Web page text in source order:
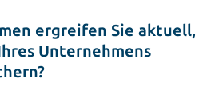
ergreifen Sie aktuell,
Unternehmens